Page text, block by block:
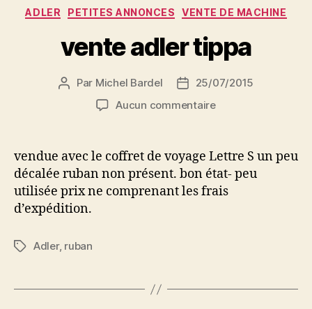
Catégories
ADLER PETITES ANNONCES VENTE DE MACHINE
vente adler tippa
Auteur
Par Michel Bardel
Date
de
25/07/2015
Aucun commentairesur
tippa
vendue avec le coffret de voyage Lettre S un peu
décalée ruban non présent. bon état- peu
utilisée prix ne comprenant les frais
d’expédition.
Étiquettes
Adler, ruban